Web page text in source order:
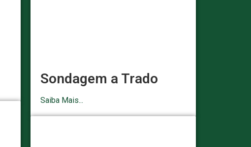
Sondagem a Trado
Saiba Mais...